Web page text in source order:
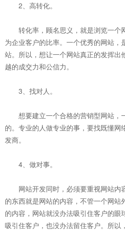
2、高转化。
转化率，顾名思义，就是浏览一个
为企业客户的比率。一个优秀的网站，
站。所以，想让一个网站真正的发挥出
越的成交力和公信力。
3、找对人。
想要建立一个合格的营销型网站，
的。专业的人做专业的事，要找既懂网
发商。
4、做对事。
网站开发同时，必须要重视网站内
的东西就是网站的内容，不管一个网站
的内容，网站就没办法吸引住客户的眼
吸引住客户，也没办法留住客户。所以